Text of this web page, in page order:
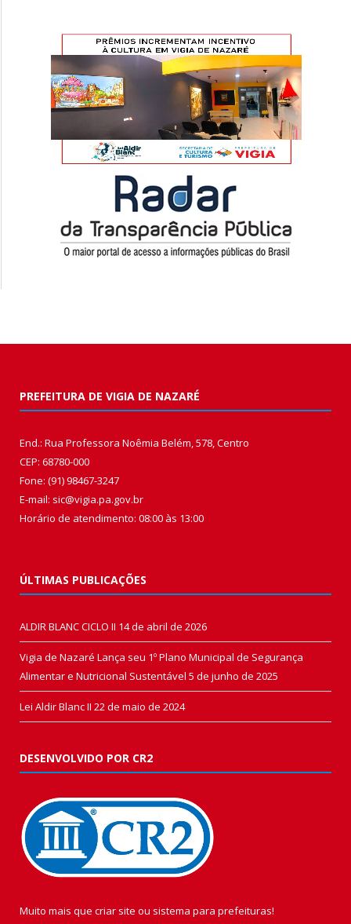
PREFEITURA DE VIGIA DE NAZARÉ
End.: Rua Professora Noêmia Belém, 578, Centro
CEP: 68780-000
Fone: (91) 98467-3247
E-mail: sic@vigia.pa.gov.br
Horário de atendimento: 08:00 às 13:00
ÚLTIMAS PUBLICAÇÕES
ALDIR BLANC CICLO II 14 de abril de 2026
Vigia de Nazaré Lança seu 1º Plano Municipal de Segurança
Alimentar e Nutricional Sustentável 5 de junho de 2025
Lei Aldir Blanc II 22 de maio de 2024
DESENVOLVIDO POR CR2
Muito mais que criar site ou sistema para prefeituras!